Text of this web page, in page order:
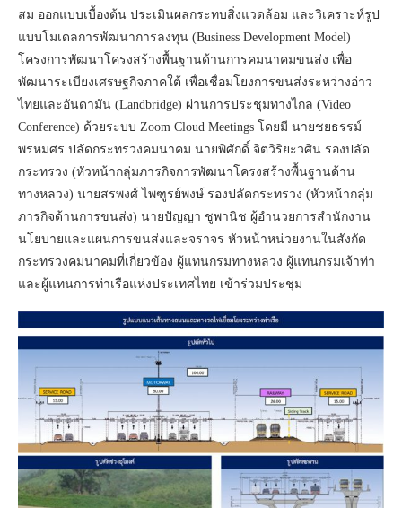
สม ออกแบบเบื้องต้น ประเมินผลกระทบสิ่งแวดล้อม และวิเคราะห์รูป
แบบโมเดลการพัฒนาการลงทุน (Business Development Model)
โครงการพัฒนาโครงสร้างพื้นฐานด้านการคมนาคมขนส่ง เพื่อ
พัฒนาระเบียงเศรษฐกิจภาคใต้ เพื่อเชื่อมโยงการขนส่งระหว่างอ่าว
ไทยและอันดามัน (Landbridge) ผ่านการประชุมทางไกล (Video
Conference) ด้วยระบบ Zoom Cloud Meetings โดยมี นายชยธรรม์
พรหมศร ปลัดกระทรวงคมนาคม นายพิศักดิ์ จิตวิริยะวศิน รองปลัด
กระทรวง (หัวหน้ากลุ่มภารกิจการพัฒนาโครงสร้างพื้นฐานด้าน
ทางหลวง) นายสรพงศ์ ไพฑูรย์พงษ์ รองปลัดกระทรวง (หัวหน้ากลุ่ม
ภารกิจด้านการขนส่ง) นายปัญญา ชูพานิช ผู้อำนวยการสำนักงาน
นโยบายและแผนการขนส่งและจราจร หัวหน้าหน่วยงานในสังกัด
กระทรวงคมนาคมที่เกี่ยวข้อง ผู้แทนกรมทางหลวง ผู้แทนกรมเจ้าท่า
และผู้แทนการท่าเรือแห่งประเทศไทย เข้าร่วมประชุม